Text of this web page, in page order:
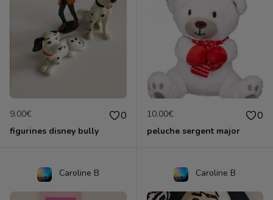
9.00€ 0
figurines disney bully
10.00€ 0
peluche sergent major
Caroline B Caroline B